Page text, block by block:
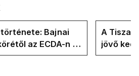
Bajnai
az ECDA-n át
stábjáig
A Tisza-
jövő